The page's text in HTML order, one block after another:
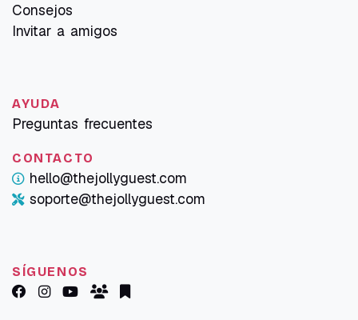
Consejos
Invitar a amigos
AYUDA
Preguntas frecuentes
CONTACTO
hello@thejollyguest.com
soporte@thejollyguest.com
SÍGUENOS